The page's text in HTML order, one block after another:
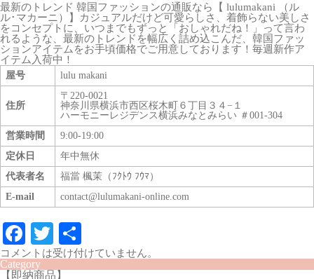
最新のトレンド 韓国ファッションの通販なら【 lulumakani （ル
ル･マカーニ）】カジュアルだけど可愛らしさ、着飾らない美しさ
をコンセプトに、いつまでもずっと「おしゃれだね！」って言わ
れるような、最新のトレンドを幅広く詰め込こんだ、韓国ファッ
ションアイテムをお手頃価格でご用意しております！毎週新作ア
イテム入荷中！
屋号 lulu makani
住所
〒220-0021
神奈川県横浜市西区桜木町６丁目３４−１
ハーモニーレジデンス横浜みなとみらい ＃001-304
営業時間
9:00-19:00
定休日
年中無休
代表者名
福當 楓茉（ﾌｸﾄｳ ﾌｳﾏ）
E-mail
contact@lulumakani-online.com
Fa
ce
T
wi 有
コメントは受け付けていません。
Category
【即納商品】